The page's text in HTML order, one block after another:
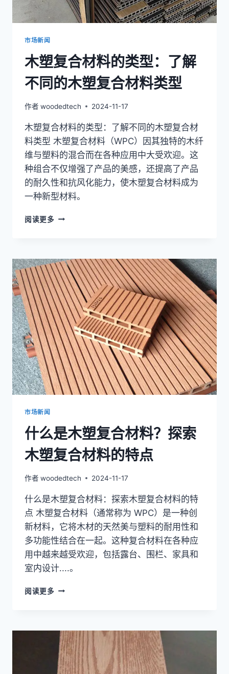
外
地
板
的
优
市场新闻
木塑复合材料的类型：了解
不同的木塑复合材料类型
作者 woodedtech 2024-11-17
木塑复合材料的类型：了解不同的木塑复合材
料类型 木塑复合材料（WPC）因其独特的木纤
维与塑料的混合而在各种应用中大受欢迎。这
种组合不仅增强了产品的美感，还提高了产品
的耐久性和抗风化能力，使木塑复合材料成为
一种新型材料。
阅读更多 木
材
料
的
类
型：
了
解
不
同
的
木
塑
复
类
型
市场新闻
什么是木塑复合材料？探索
木塑复合材料的特点
作者 woodedtech 2024-11-17
什么是木塑复合材料：探索木塑复合材料的特
点 木塑复合材料（通常称为 WPC）是一种创
新材料，它将木材的天然美与塑料的耐用性和
多功能性结合在一起。这种复合材料在各种应
用中越来越受欢迎，包括露台、围栏、家具和
室内设计....。
阅读更多 什
塑
复
合
材